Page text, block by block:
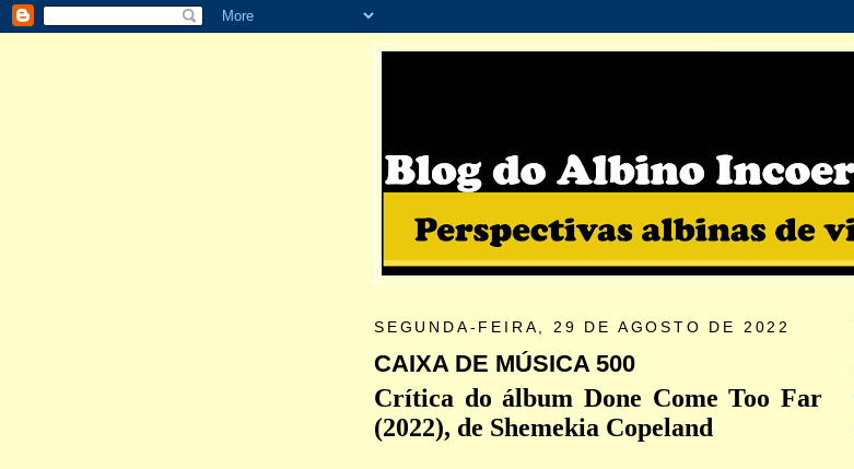
SEGUNDA-FEIRA, 29 DE AGOSTO DE 2022
CAIXA DE MÚSICA 500
Crítica do álbum Done Come Too Far
(2022), de Shemekia Copeland